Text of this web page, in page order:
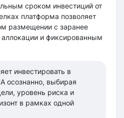
сроком инвестиций от
платформа позволяет
размещении с заранее
и фиксированным
инвестировать в
осознанно, выбирая
уровень риска и
в рамках одной